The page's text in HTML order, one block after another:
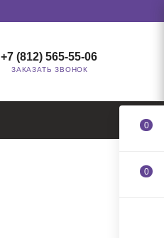
+7 (812) 565-55-06
ЗАКАЗАТЬ ЗВОНОК
0
0